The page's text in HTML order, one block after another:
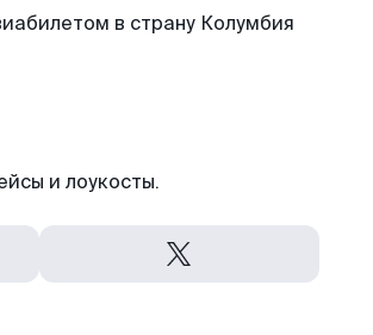
в страну Колумбия
и лоукосты.